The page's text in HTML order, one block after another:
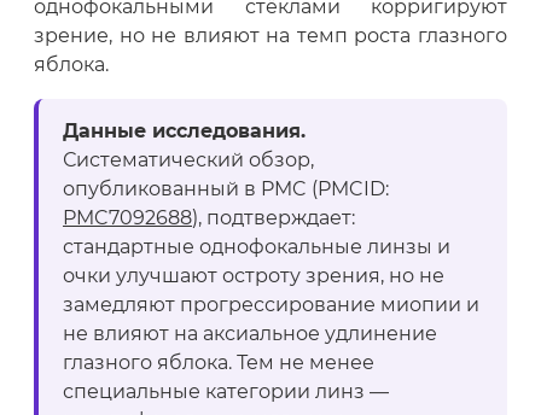
однофокальными стёклами корригируют
зрение, но не влияют на темп роста глазного
яблока.
Данные исследования.
Систематический обзор,
опубликованный в PMC (PMCID:
PMC7092688), подтверждает:
стандартные однофокальные линзы и
очки улучшают остроту зрения, но не
замедляют прогрессирование миопии и
не влияют на аксиальное удлинение
глазного яблока. Тем не менее
специальные категории линз —